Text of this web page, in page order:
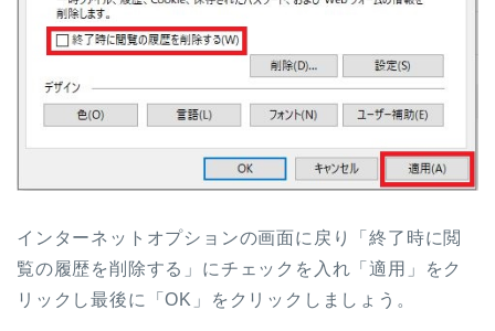
インターネットオプションの画面に戻り「終了時に閲
覧の履歴を削除する」にチェックを入れ「適用」をク
リックし最後に「OK」をクリックしましょう。